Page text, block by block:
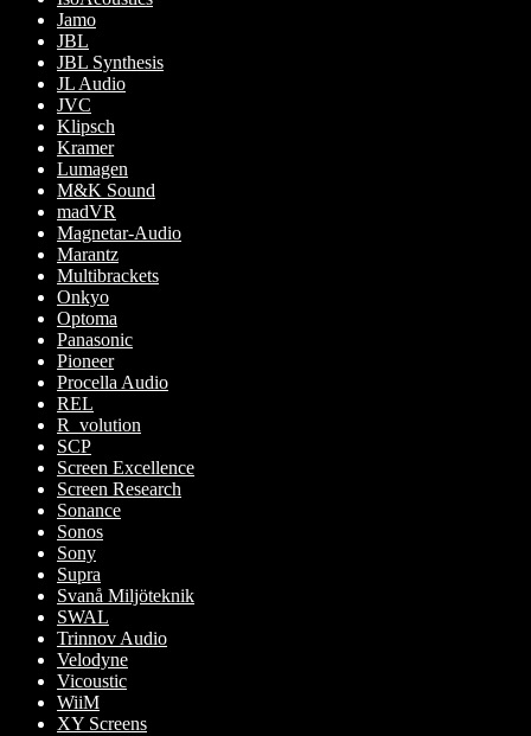
Jamo
JBL
JBL Synthesis
JL Audio
JVC
Klipsch
Kramer
Lumagen
M&K Sound
madVR
Magnetar-Audio
Marantz
Multibrackets
Onkyo
Optoma
Panasonic
Pioneer
Procella Audio
REL
R_volution
SCP
Screen Excellence
Screen Research
Sonance
Sonos
Sony
Supra
Svanå Miljöteknik
SWAL
Trinnov Audio
Velodyne
Vicoustic
WiiM
XY Screens